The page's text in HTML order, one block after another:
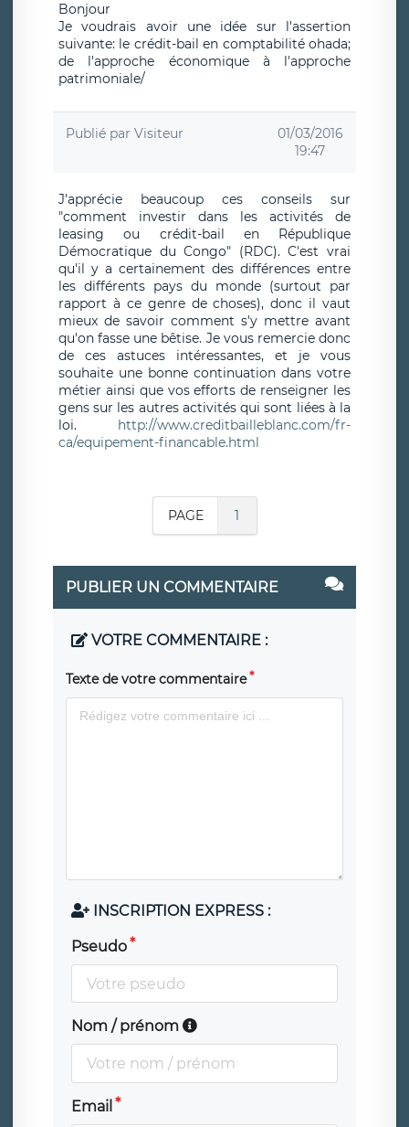
Bonjour
Je voudrais avoir une idée sur l'assertion
suivante: le crédit-bail en comptabilité ohada;
de l'approche économique à l'approche
patrimoniale/
Publié par Visiteur
01/03/2016
19:47
J'apprécie beaucoup ces conseils sur
"comment investir dans les activités de
leasing ou crédit-bail en République
Démocratique du Congo" (RDC). C'est vrai
qu'il y a certainement des différences entre
les différents pays du monde (surtout par
rapport à ce genre de choses), donc il vaut
mieux de savoir comment s'y mettre avant
qu'on fasse une bêtise. Je vous remercie donc
de ces astuces intéressantes, et je vous
souhaite une bonne continuation dans votre
métier ainsi que vos efforts de renseigner les
gens sur les autres activités qui sont liées à la
loi. http://www.creditbailleblanc.com/fr-
ca/equipement-financable.html
PAGE 1
PUBLIER UN COMMENTAIRE
VOTRE COMMENTAIRE :
Texte de votre commentaire
INSCRIPTION EXPRESS :
Pseudo
Nom / prénom
Email